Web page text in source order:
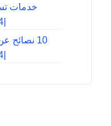
خدمات
10 نصائح